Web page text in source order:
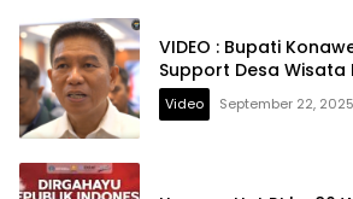
VIDEO : Bupati
Support Desa Wisata
Video September 22, 2025